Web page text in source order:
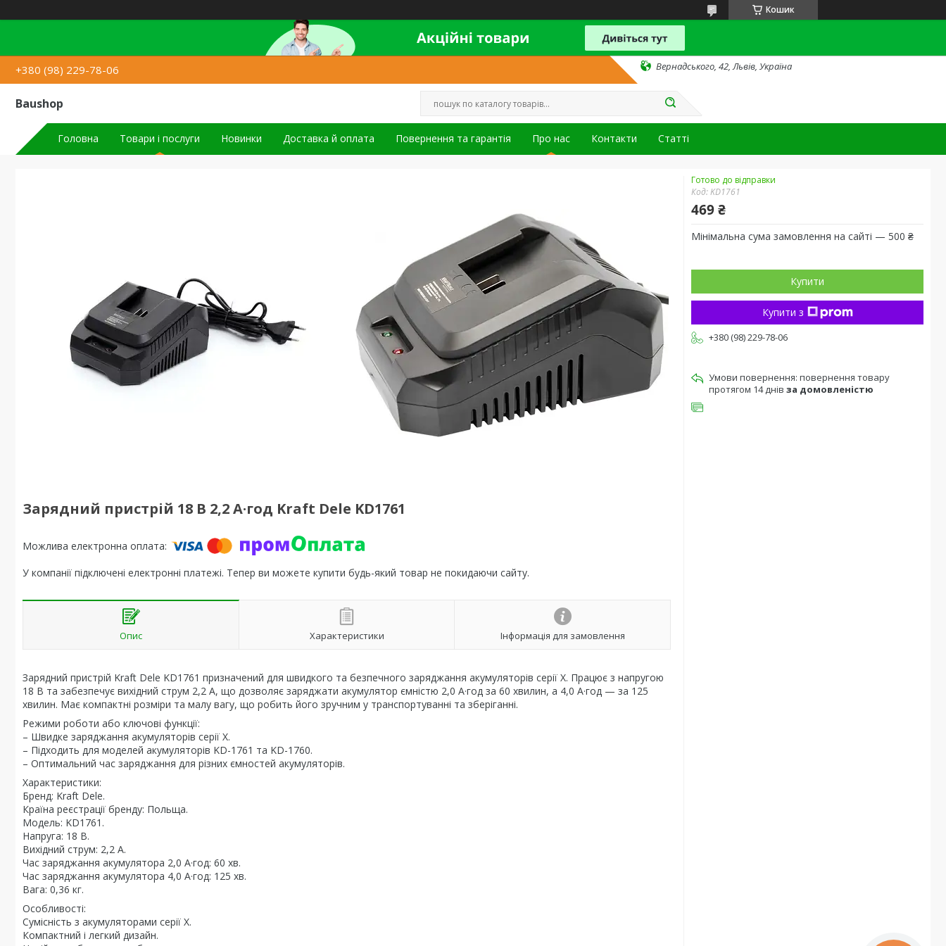
Кошик
+380 (98) 229-78-06 Вернадського, 42, Львів, Україна
Baushop
Головна Товари і послуги Новинки Доставка й оплата Повернення та гарантія Про нас Контакти Статті
Зарядний пристрій 18 В 2,2 А·год Kraft Dele KD1761
У компанії підключені електронні платежі. Тепер ви можете купити будь-який товар не покидаючи сайту.
Опис Характеристики Інформація для замовлення
Зарядний пристрій Kraft Dele KD1761 призначений для швидкого та безпечного заряджання акумуляторів серії X. Працює з напругою
18 В та забезпечує вихідний струм 2,2 А, що дозволяє заряджати акумулятор ємністю 2,0 А·год за 60 хвилин, а 4,0 А·год — за 125
хвилин. Має компактні розміри та малу вагу, що робить його зручним у транспортуванні та зберіганні.
Режими роботи або ключові функції:
– Швидке заряджання акумуляторів серії X.
– Підходить для моделей акумуляторів KD-1761 та KD-1760.
– Оптимальний час заряджання для різних ємностей акумуляторів.
Характеристики:
Бренд: Kraft Dele.
Країна реєстрації бренду: Польща.
Модель: KD1761.
Напруга: 18 В.
Вихідний струм: 2,2 А.
Час заряджання акумулятора 2,0 А·год: 60 хв.
Час заряджання акумулятора 4,0 А·год: 125 хв.
Вага: 0,36 кг.
Особливості:
Сумісність з акумуляторами серії X.
Компактний і легкий дизайн.
Готово до відправки
Код:KD1761
469 ₴
Мінімальна сума замовлення на сайті — 500 ₴
Купити
Купити з
+380 (98) 229-78-06
повернення товару
протягом 14 днів за домовленістю